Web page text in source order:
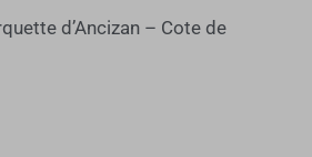
d’Ancizan – Cote de